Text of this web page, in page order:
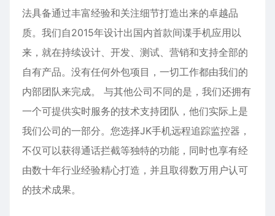
法具备通过丰富经验和关注细节打造出来的卓越品
质。我们自2015年设计出国内首款间谍手机应用以
来，就在持续设计、开发、测试、营销和支持全部的
自有产品。没有任何外包项目，一切工作都由我们的
内部团队来完成。 与其他公司不同的是，我们还拥有
一个可提供实时服务的技术支持团队，他们实际上是
我们公司的一部分。您选择JK手机远程追踪监控器，
不仅可以获得通话拦截等独特的功能，同时也享有经
由数十年行业经验精心打造，并且取得数万用户认可
的技术成果。